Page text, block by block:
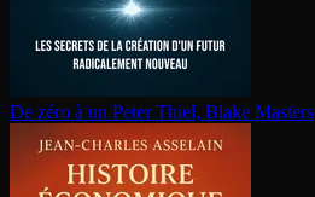
De zéro à un Peter Thiel, Blake Masters